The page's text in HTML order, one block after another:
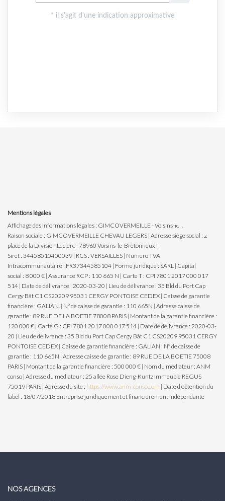
Mentions légales
Affichage des informations légales : GIMCOVERMEILLE - Voisins-le-Bretonneux |
Raison sociale : GIMCOVERMEILLE CHEVAU LEGERS | Adresse siège social : 2
place de la Division Leclerc - 78960 Voisins-le-Bretonneux |
Siret : 34458510400039 | RCS : VERSAILLES | Numero TVA
Intracommunautaire : FR37344585104 | Forme juridique : SARL | Capital
social : 8 000 € | Assurance RCP : 110 665 N | Carte T : CPI 7801 2017 000 017
514 | Date de délivrance : 2020-03-20 | Lieu de délivrance : 35 Bld du Port Cap
Cergy Bât C1 CS20209 95031 CERGY PONTOISE CEDEX | Caisse de garantie
financière : GALIAN. | N° de caisse de garantie : 110 665N | Adresse caisse de
garantie : 89 RUE DE LA BOETIE 78008 PARIS | Montant de la garantie financière :
120 000 € | Carte G : CPI 7801 2017 000 017 514 | Date de délivrance : 2020-03-
20 | Lieu de délivrance : 35 Bld du Port Cap Cergy Bât C1 CS20209 95031 CERGY
PONTOISE CEDEX | Caisse de garantie financière : GALIAN | N° de caisse de
garantie : 110 665N | Adresse caisse de garantie : 89 RUE DE LA BOETIE 75008
PARIS | Montant de la garantie financière : 500 000 € | Nom du médiateur : ANM
conso | Adresse du médiateur : 25 allée Rose Dieng-Kuntz Immeuble REGUS
75019 PARIS | Adresse du site : https://www.anm-conso.com | Date d'obtention du
label : 18/07/2018 Entreprise juridiquement et financièrement indépendante
NOS AGENCES